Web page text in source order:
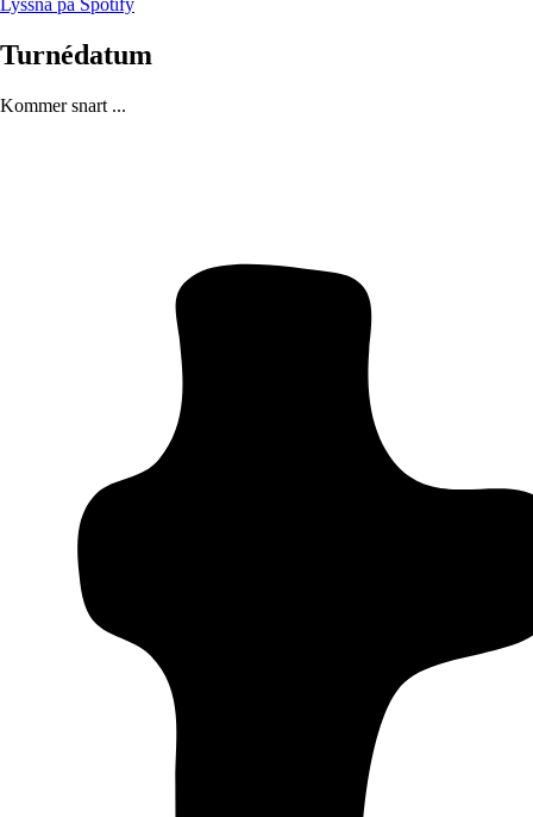
Lyssna på Spotify
Turnédatum
Kommer snart ...